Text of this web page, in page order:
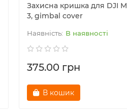
Захисна кришка для DJI
3, gimbal cover
В наявності
375.00 грн
В кошик